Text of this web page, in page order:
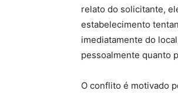
relato do solicitante,
estabelecimento
imediatamente do
pessoalmente quanto
O conflito é motivado